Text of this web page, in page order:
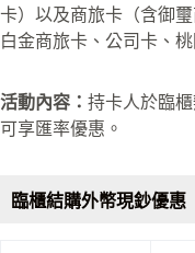
卡）以及商旅卡（含御
白金商旅卡、公司卡、
活動內容： 持卡人於臨
可享匯率優惠。
臨櫃結購外幣現鈔優惠